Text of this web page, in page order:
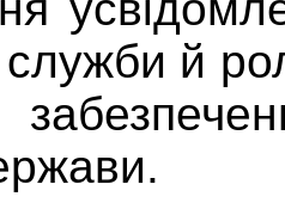
служби й